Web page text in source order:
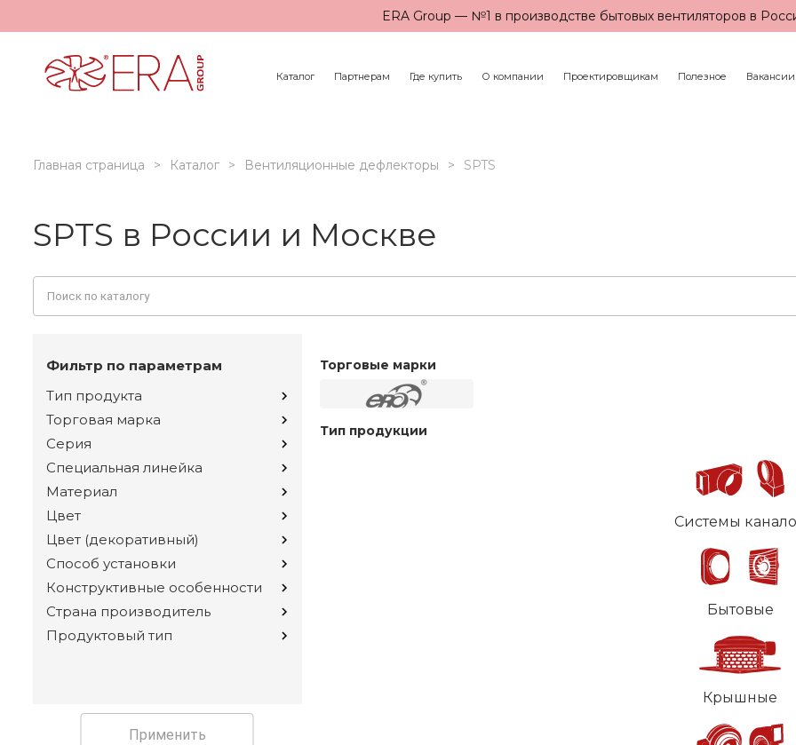
ERA Group — №1 в производстве бытовых вентиляторов в
Каталог Партнерам Где купить О компании Проектировщикам Полезное Вакансии
Главная страница Каталог Вентиляционные дефлекторы SPTS
SPTS в России и Москве
Фильтр по параметрам
Тип продукта
Торговая марка
Серия
Специальная линейка
Материал
Цвет
Цвет (декоративный)
Способ установки
Конструктивные особенности
Страна производитель
Продуктовый тип
Применить
Торговые марки
Тип продукции
Системы
Бытовые
Крышные